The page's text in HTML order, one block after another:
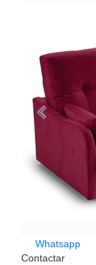
Whatsapp
Contactar